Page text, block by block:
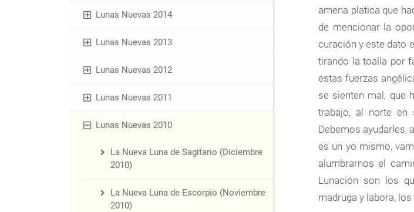
amena platica que
de mencionar la
curación y este dato
tirando la toalla por
estas fuerzas
se sienten mal, que
trabajo, al norte en
Debemos ayudarles,
es un yo mismo,
alumbrarnos el
Lunación son los
madruga y labora,
Lunas Nuevas 2014
Lunas Nuevas 2013
Lunas Nuevas 2012
Lunas Nuevas 2011
Lunas Nuevas 2010
La Nueva Luna de Sagitario (Diciembre
2010)
La Nueva Luna de Escorpio (Noviembre
2010)